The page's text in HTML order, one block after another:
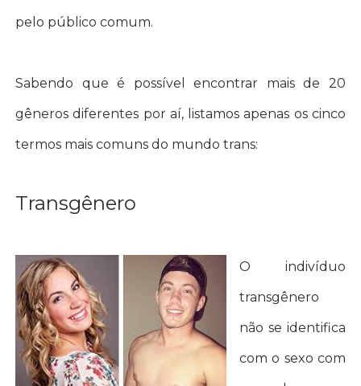
pelo público comum.
Sabendo que é possível encontrar mais de 20
gêneros diferentes por aí, listamos apenas os cinco
termos mais comuns do mundo trans:
Transgênero
O indivíduo
transgênero
não se identifica
com o sexo com